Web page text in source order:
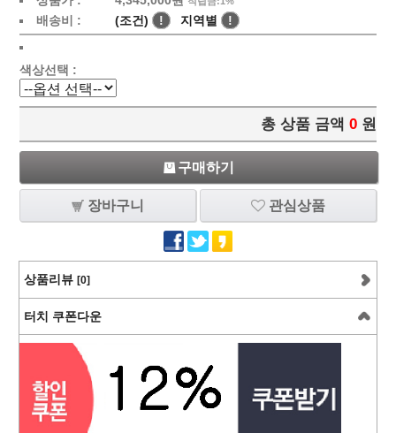
배송비 : (조건) ! 지역별 !
색상선택 :
총 상품 금액 0 원
구매하기
장바구니 관심상품
상품리뷰 [0]
터치 쿠폰다운